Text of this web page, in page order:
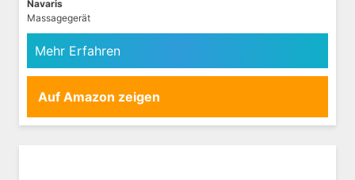
Navaris
Massagegerät
Mehr Erfahren
Auf Amazon zeigen